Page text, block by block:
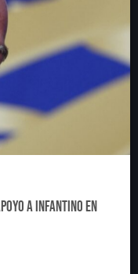
a Infantino en